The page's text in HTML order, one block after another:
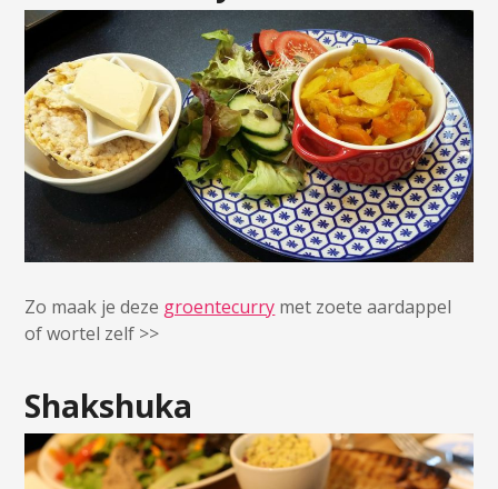
Zo maak je deze groentecurry met zoete aardappel
of wortel zelf >>
Shakshuka